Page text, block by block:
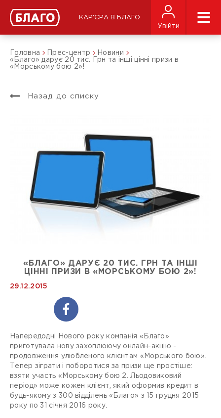
КАР'ЄРА В БЛАГО
Увійти
Головна Прес-центр
Новини
«Благо» дарує 20 тис. Грн та інші цінні призи в
«Морському бою 2»!
Назад до списку
«БЛАГО» ДАРУЄ 20 ТИС. ГРН ТА ІНШІ
ЦІННІ ПРИЗИ В «МОРСЬКОМУ БОЮ 2»!
29.12.2015
Напередодні Нового року компанія «Благо»
приготувала нову захоплюючу онлайн-акцію -
продовження улюбленого клієнтам «Морського бою».
Тепер зіграти і поборотися за призи ще простіше:
взяти участь «Морському бою 2. Льодовиковий
період» може кожен клієнт, який оформив кредит в
будь-якому з 300 відділень «Благо» з 15 грудня 2015
року по 31 січня 2016 року.